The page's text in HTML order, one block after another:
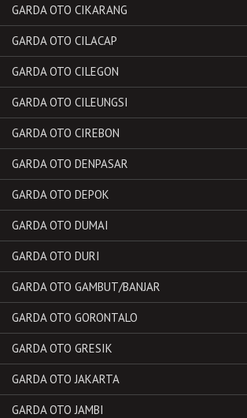
GARDA OTO CIKARANG
GARDA OTO CILACAP
GARDA OTO CILEGON
GARDA OTO CILEUNGSI
GARDA OTO CIREBON
GARDA OTO DENPASAR
GARDA OTO DEPOK
GARDA OTO DUMAI
GARDA OTO DURI
GARDA OTO GAMBUT/BANJAR
GARDA OTO GORONTALO
GARDA OTO GRESIK
GARDA OTO JAKARTA
GARDA OTO JAMBI